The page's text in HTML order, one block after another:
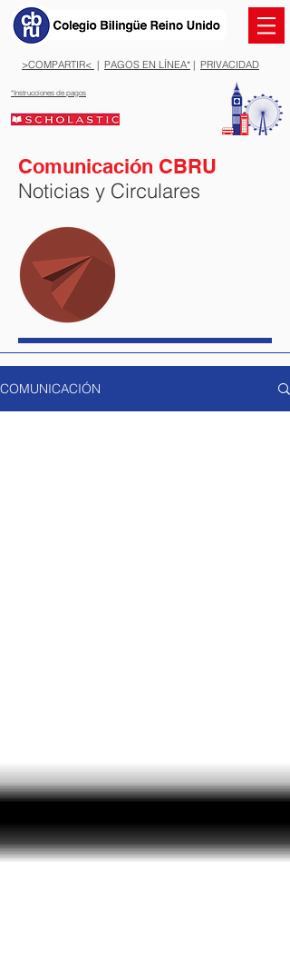
>COMPARTIR< | PAGOS EN LÍNEA* | PRIVACIDAD
*Instrucciones de pagos
Comunicación CBRU
Noticias y Circulares
COMUNICACIÓN